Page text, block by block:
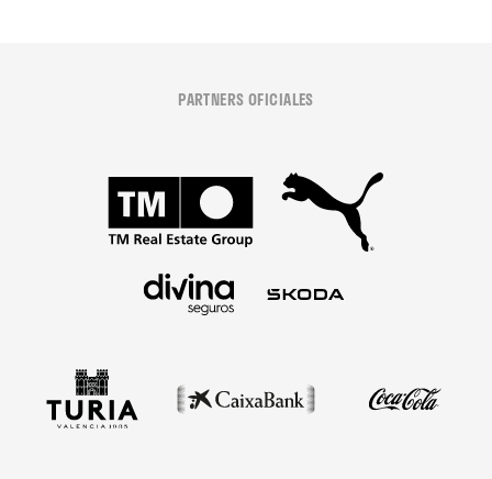
PARTNERS OFICIALES